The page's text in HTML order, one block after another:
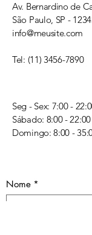
Av. Bernardino de
São Paulo, SP -
info@meusite.com
Tel: (11) 3456-7890
Seg - Sex: 7:00 -
​​Sábado: 8:00 - 22:00
​Domingo: 8:00 -
Nome *